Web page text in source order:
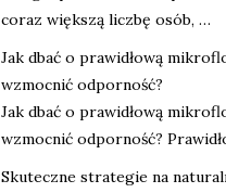
coraz większą liczbę osób, …
Jak dbać o prawidłową
wzmocnić odporność?
Jak dbać o prawidłową
wzmocnić odporność?
Skuteczne strategie na